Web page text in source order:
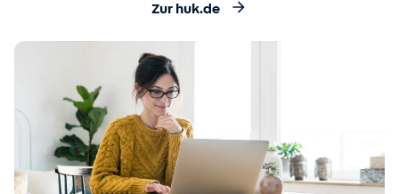
Zur huk.de